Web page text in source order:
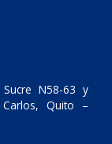
N58-63 y
Quito –